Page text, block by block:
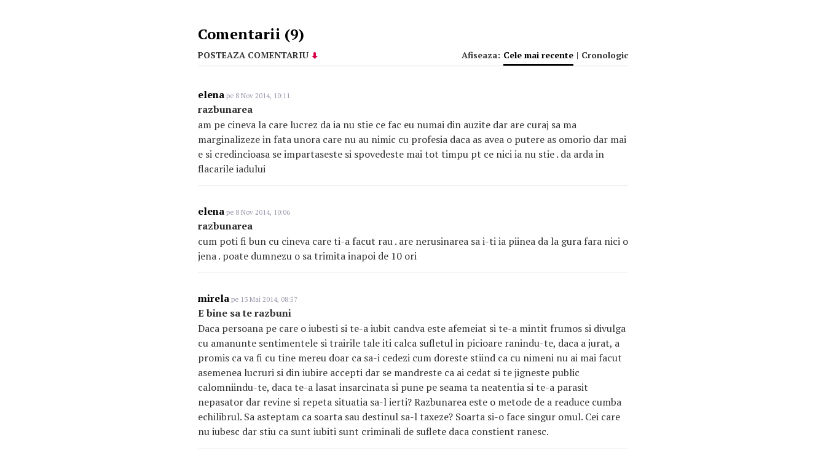
Comentarii (9)
POSTEAZA COMENTARIU Afiseaza: Cele mai recente | Cronologic
elena pe 8 Nov 2014, 10:11
razbunarea
am pe cineva la care lucrez da ia nu stie ce fac eu numai din auzite dar are curaj sa ma
marginalizeze in fata unora care nu au nimic cu profesia daca as avea o putere as omorio dar mai
e si credincioasa se impartaseste si spovedeste mai tot timpu pt ce nici ia nu stie . da arda in
flacarile iadului
elena pe 8 Nov 2014, 10:06
razbunarea
cum poti fi bun cu cineva care ti-a facut rau . are nerusinarea sa i-ti ia piinea da la gura fara nici o
jena . poate dumnezu o sa trimita inapoi de 10 ori
mirela pe 13 Mai 2014, 08:57
E bine sa te razbuni
Daca persoana pe care o iubesti si te-a iubit candva este afemeiat si te-a mintit frumos si divulga
cu amanunte sentimentele si trairile tale iti calca sufletul in picioare ranindu-te, daca a jurat, a
promis ca va fi cu tine mereu doar ca sa-i cedezi cum doreste stiind ca cu nimeni nu ai mai facut
asemenea lucruri si din iubire accepti dar se mandreste ca ai cedat si te jigneste public
calomniindu-te, daca te-a lasat insarcinata si pune pe seama ta neatentia si te-a parasit
nepasator dar revine si repeta situatia sa-l ierti? Razbunarea este o metode de a readuce cumba
echilibrul. Sa asteptam ca soarta sau destinul sa-l taxeze? Soarta si-o face singur omul. Cei care
nu iubesc dar stiu ca sunt iubiti sunt criminali de suflete daca constient ranesc.